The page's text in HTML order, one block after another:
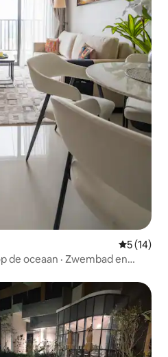
5 (14)
de oceaan · Zwembad en